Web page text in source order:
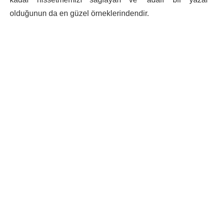
olduğunun da en güzel örneklerindendir.